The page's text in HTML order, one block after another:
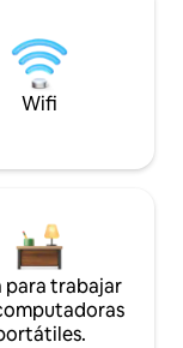
Wifi
para trabajar